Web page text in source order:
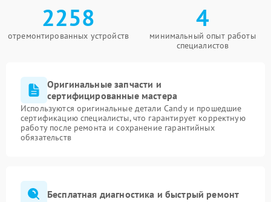
2258
отремонтированных устройств
4
минимальный опыт работы
специалистов
Оригинальные запчасти и
сертифицированные мастера
Используются оригинальные детали Candy и прошедшие
сертификацию специалисты, что гарантирует корректную
работу после ремонта и сохранение гарантийных
обязательств
Бесплатная диагностика и быстрый ремонт